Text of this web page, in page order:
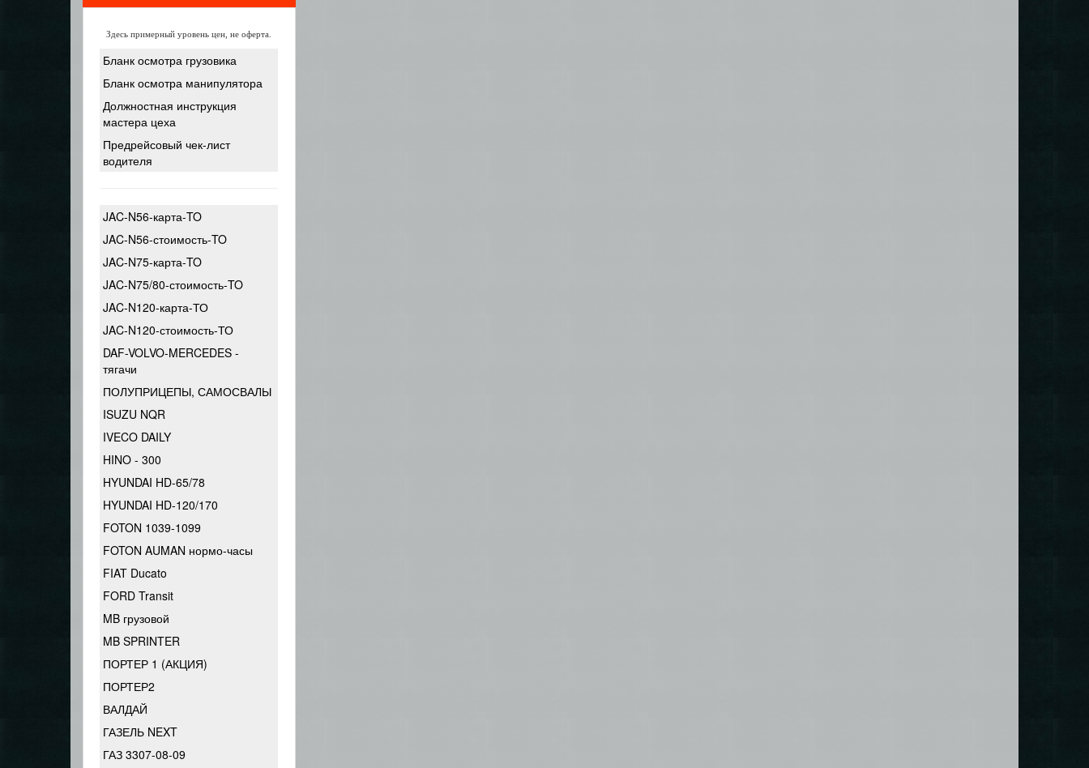
Здесь примерный уровень цен, не оферта.
Бланк осмотра грузовика
Бланк осмотра манипулятора
Должностная инструкция
мастера цеха
Предрейсовый чек-лист
водителя
JAC-N56-карта-TO
JAC-N56-стоимость-TO
JAC-N75-карта-TO
JAC-N75/80-стоимость-TO
JAC-N120-карта-ТО
JAC-N120-стоимость-ТО
DAF-VOLVO-MERCEDES -
тягачи
ПОЛУПРИЦЕПЫ, САМОСВАЛЫ
ISUZU NQR
IVECO DAILY
HINO - 300
HYUNDAI HD-65/78
HYUNDAI HD-120/170
FOTON 1039-1099
FOTON AUMAN нормо-часы
FIAT Ducato
FORD Transit
MB грузовой
MB SPRINTER
ПОРТЕР 1 (АКЦИЯ)
ПОРТЕР2
ВАЛДАЙ
ГАЗЕЛЬ NEXT
ГАЗ 3307-08-09